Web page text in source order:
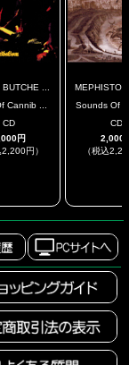
...
Cannib ...
CD
円
2,200円）
Sounds Of
CD
2,000
（税込